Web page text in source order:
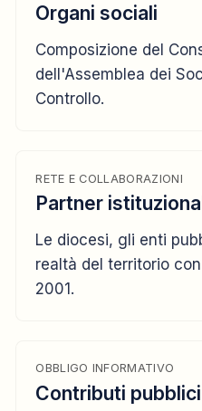
Organi sociali
Composizione del
dell'Assemblea dei
Controllo.
RETE E COLLABORAZIONI
Partner
Le diocesi, gli enti
realtà del territorio
2001.
OBBLIGO INFORMATIVO
Contributi pubblici